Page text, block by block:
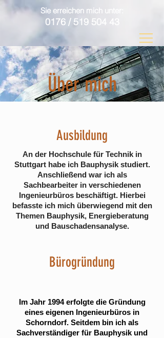
Sie erreichen mich unter:
0176 / 519 504 43
Über mich
Ausbildung
An der Hochschule für Technik in
Stuttgart habe ich Bauphysik studiert.
Anschließend war ich als
Sachbearbeiter in verschiedenen
Ingenieurbüros beschäftigt. Hierbei
befasste ich mich überwiegend mit den
Themen Bauphysik, Energieberatung
und Bauschadensanalyse.
Bürogründung
Im Jahr 1994 erfolgte die Gründung
eines eigenen Ingenieurbüros in
Schorndorf. Seitdem bin ich als
Sachverständiger für Bauphysik und